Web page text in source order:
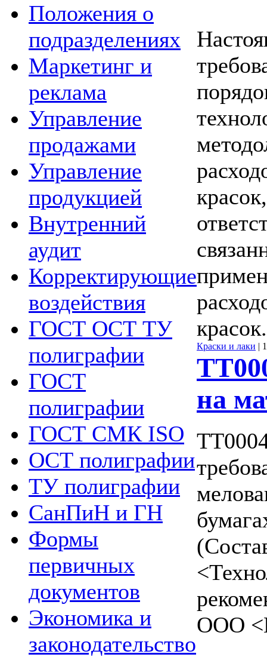
Положения о
подразделениях
Маркетинг и
реклама
Управление
продажами
Управление
продукцией
Внутренний
аудит
Корректирующие
воздействия
ГОСТ ОСТ ТУ
полиграфии
ГОСТ
полиграфии
ГОСТ СМК ISO
ОСТ полиграфии
ТУ полиграфии
СанПиН и ГН
Формы
первичных
документов
Экономика и
законодательство
красок.
Краски и лаки |
на
ООО